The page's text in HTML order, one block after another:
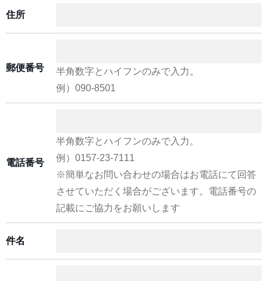
住所
郵便番号
半角数字とハイフンのみで入力。
例）090-8501
電話番号
半角数字とハイフンのみで入力。
例）0157-23-7111
※簡単なお問い合わせの場合はお電話にて回答
させていただく場合がございます。電話番号の
記載にご協力をお願いします
件名